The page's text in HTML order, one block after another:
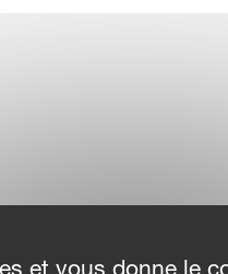
et vous donne le